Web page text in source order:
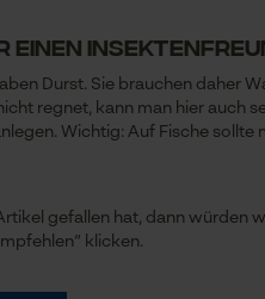
einen
Durst. Sie brauchen daher
regnet, kann man hier auch
Wichtig: Auf Fische sollte
gefallen hat, dann würden
klicken.